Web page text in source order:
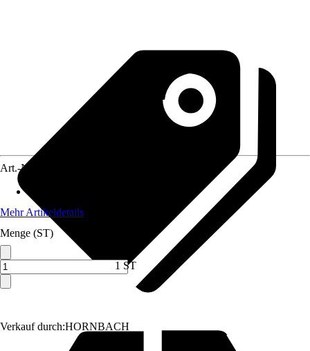
Verkauf durch:HORNBACH
Art.-Nr.
Mehr Artikeldetails
Menge (ST)
1 ST